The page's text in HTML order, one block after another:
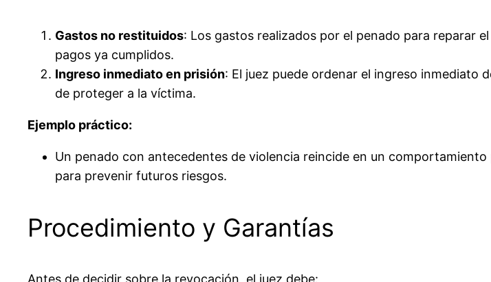
Gastos no restituidos: Los gastos realizados por el penado para reparar
pagos ya cumplidos.
Ingreso inmediato en prisión: El juez puede ordenar el ingreso inmediato
de proteger a la víctima.
Ejemplo práctico:
Un penado con antecedentes de violencia reincide en un
para prevenir futuros riesgos.
Procedimiento y Garantías
Antes de decidir sobre la revocación, el juez debe: